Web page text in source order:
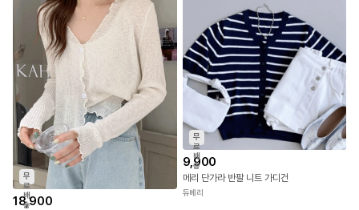
무
료
배
송
18,900
무
료
배
송
9,900
메리 단가라 반팔 니트 가디건
듀베리